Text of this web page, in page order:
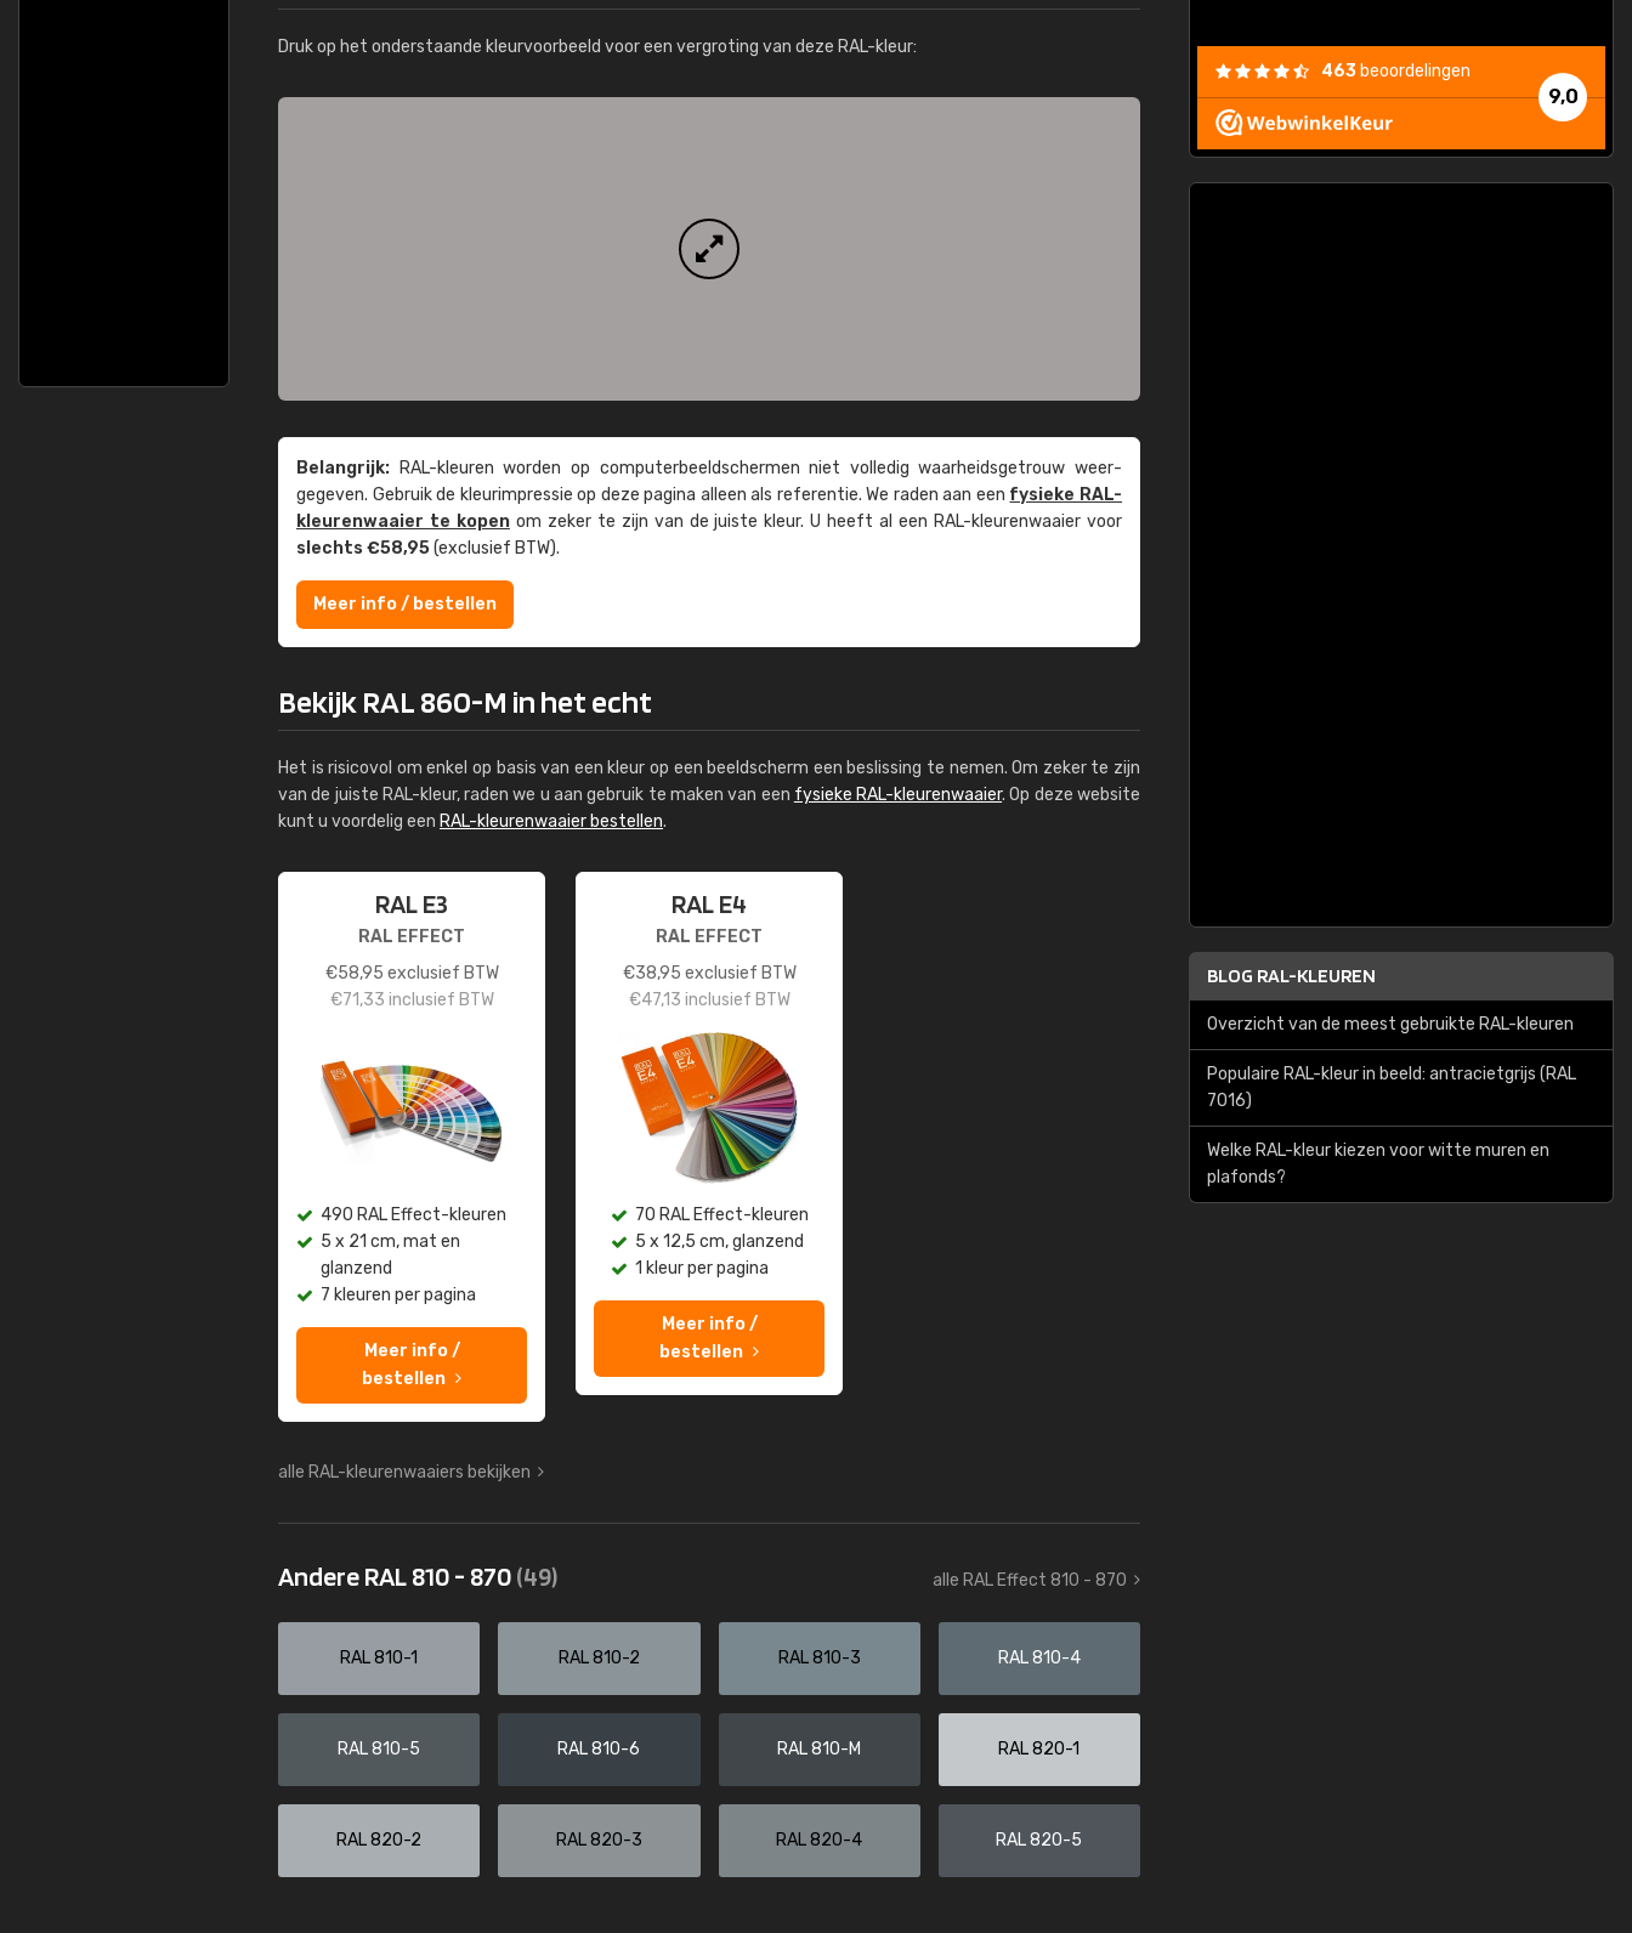
Druk op het onderstaande kleurvoorbeeld voor een vergroting van deze RAL-kleur:
Belangrijk: RAL-kleuren worden op computer­beeld­schermen niet volledig waarheids­­getrouw weer­
gegeven. Gebruik de kleur­impressie op deze pagina alleen als referentie. We raden aan een fysieke RAL-
kleuren­waaier te kopenom zeker te zijn van de juiste kleur. U heeft al een RAL-kleuren­waaier voor
slechts €58,95(exclusief BTW).
Meer info / bestellen
Bekijk RAL 860-M in het echt
Het is risicovol om enkel op basis van een kleur op een beeldscherm een beslissing te nemen. Om zeker te zijn
van de juiste RAL-kleur, raden we u aan gebruik te maken van een fysieke RAL-kleurenwaaier. Op deze website
kunt u voordelig een RAL-kleurenwaaier bestellen.
RAL E3
RAL EFFECT
€58,95 exclusief BTW
€71,33 inclusief BTW
490 RAL Effect-kleuren
5 x 21 cm, mat en
glanzend
7 kleuren per pagina
Meer info /
bestellen
RAL E4
RAL EFFECT
€38,95 exclusief BTW
€47,13 inclusief BTW
70 RAL Effect-kleuren
5 x 12,5 cm, glanzend
1 kleur per pagina
Meer info /
bestellen
alle RAL-kleurenwaaiers bekijken
Andere RAL 810 - 870(49) alle RAL Effect 810 - 870
RAL 810-1 RAL 810-2 RAL 810-3 RAL 810-4
RAL 810-5 RAL 810-6 RAL 810-M RAL 820-1
RAL 820-2 RAL 820-3 RAL 820-4 RAL 820-5
9,0
463 beoordelingen
BLOG RAL-KLEUREN
Overzicht van de meest gebruikte RAL-kleuren
Populaire RAL-kleur in beeld: antracietgrijs (RAL
7016)
Welke RAL-kleur kiezen voor witte muren en
plafonds?